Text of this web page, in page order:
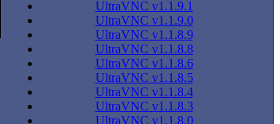
UltraVNC v1.1.9.1
UltraVNC v1.1.9.0
UltraVNC v1.1.8.9
UltraVNC v1.1.8.8
UltraVNC v1.1.8.6
UltraVNC v1.1.8.5
UltraVNC v1.1.8.4
UltraVNC v1.1.8.3
UltraVNC v1.1.8.0